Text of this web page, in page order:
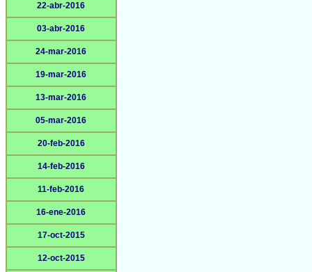
22-abr-2016
03-abr-2016
24-mar-2016
19-mar-2016
13-mar-2016
05-mar-2016
20-feb-2016
14-feb-2016
11-feb-2016
16-ene-2016
17-oct-2015
12-oct-2015